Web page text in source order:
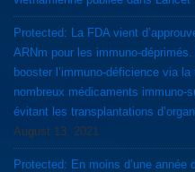
Protected: La FDA vient
ARNm pour les immuno-
booster l’immuno-déficience via
nombreux médicaments immuno-
évitant les transplantations
August 13, 2021
Protected: En moins d’une